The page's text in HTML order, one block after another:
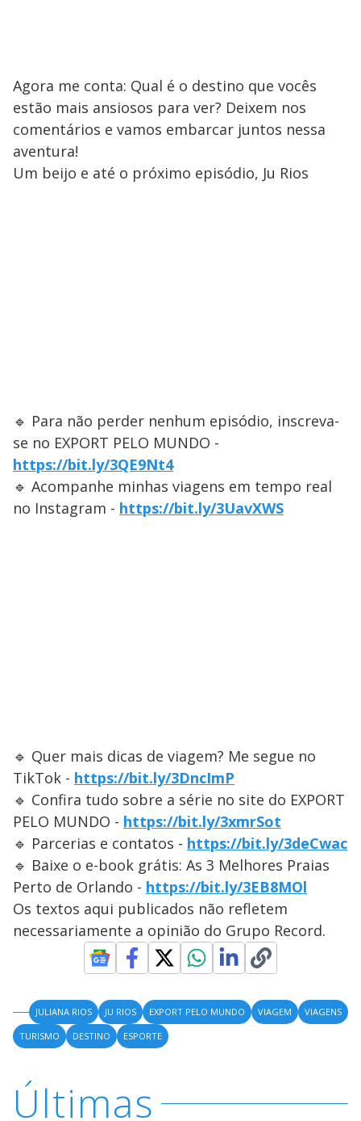
Agora me conta: Qual é o destino que vocês
estão mais ansiosos para ver? Deixem nos
comentários e vamos embarcar juntos nessa
aventura!
Um beijo e até o próximo episódio, Ju Rios
🔹 Para não perder nenhum episódio, inscreva-
se no EXPORT PELO MUNDO -
https://bit.ly/3QE9Nt4
🔹 Acompanhe minhas viagens em tempo real
no Instagram - https://bit.ly/3UavXWS
🔹 Quer mais dicas de viagem? Me segue no
TikTok - https://bit.ly/3DncImP
🔹 Confira tudo sobre a série no site do EXPORT
PELO MUNDO - https://bit.ly/3xmrSot
🔹 Parcerias e contatos - https://bit.ly/3deCwac
🔹 Baixe o e-book grátis: As 3 Melhores Praias
Perto de Orlando - https://bit.ly/3EB8MOl
Os textos aqui publicados não refletem
necessariamente a opinião do Grupo Record.
JULIANA RIOS JU RIOS EXPORT PELO MUNDO VIAGEM
VIAGENS
TURISMO
DESTINO ESPORTE
Últimas